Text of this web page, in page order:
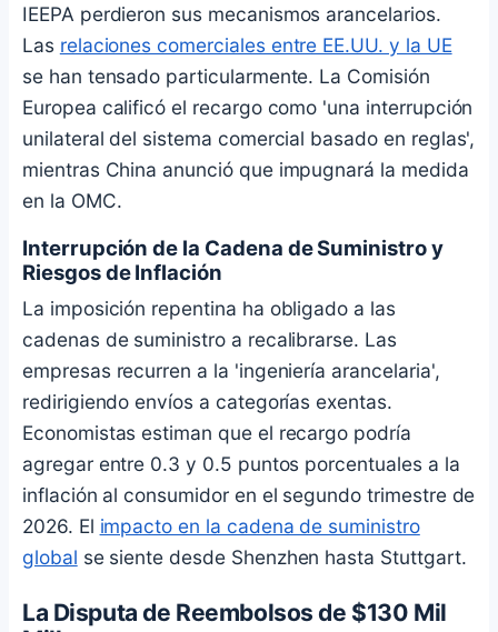
IEEPA perdieron sus mecanismos arancelarios.
Las relaciones comerciales entre EE.UU. y la UE
se han tensado particularmente. La Comisión
Europea calificó el recargo como 'una interrupción
unilateral del sistema comercial basado en reglas',
mientras China anunció que impugnará la medida
en la OMC.
Interrupción de la Cadena de Suministro y
Riesgos de Inflación
La imposición repentina ha obligado a las
cadenas de suministro a recalibrarse. Las
empresas recurren a la 'ingeniería arancelaria',
redirigiendo envíos a categorías exentas.
Economistas estiman que el recargo podría
agregar entre 0.3 y 0.5 puntos porcentuales a la
inflación al consumidor en el segundo trimestre de
2026. El impacto en la cadena de suministro
global se siente desde Shenzhen hasta Stuttgart.
La Disputa de Reembolsos de $130 Mil